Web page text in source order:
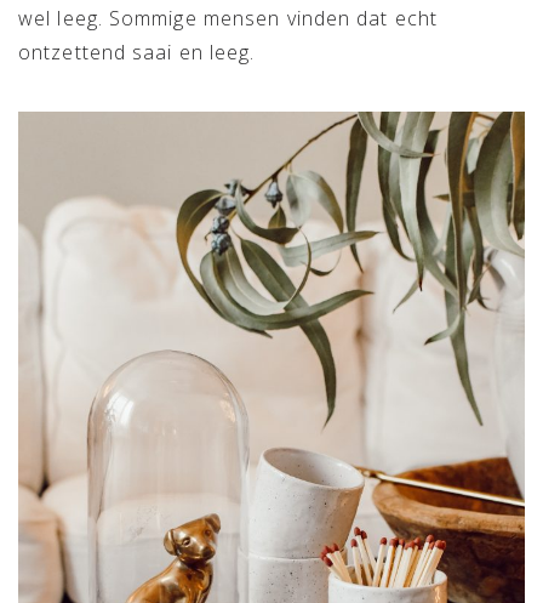
wel leeg. Sommige mensen vinden dat echt
ontzettend saai en leeg.